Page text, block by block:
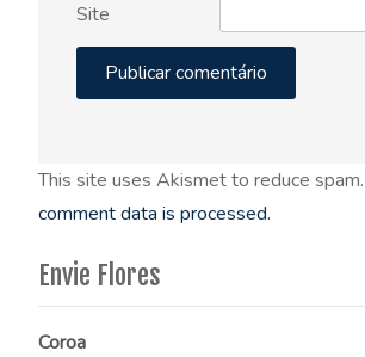
Site
This site uses Akismet to reduce spam.
comment data is processed.
Envie Flores
Coroa